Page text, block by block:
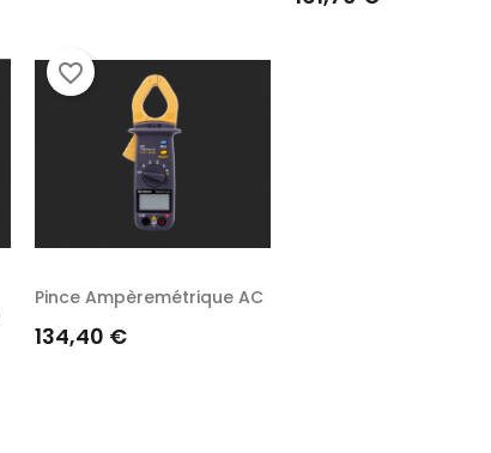
Pince Ampèremétrique AC
Prix
134,40 €
favorite_border